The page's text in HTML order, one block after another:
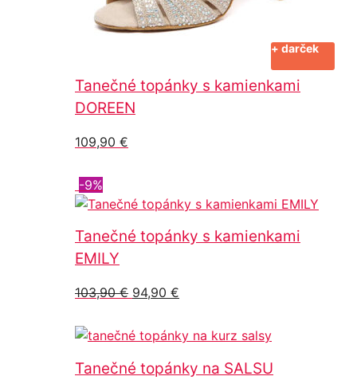
+ darček
Tanečné topánky s kamienkami
DOREEN
109,90 €
-9%
Tanečné topánky s kamienkami
EMILY
103,90€ Pôvodná
bola:
94,90 €
je:
Tanečné topánky na SALSU